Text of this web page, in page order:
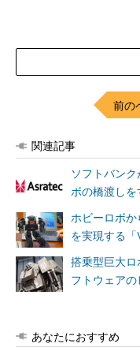
前の
関連記事
ソフトバン
ボの橋渡しを
ホビーロボ
を実現する「
搭乗型巨大ロ
フトウェアの
あなたにおすすめ